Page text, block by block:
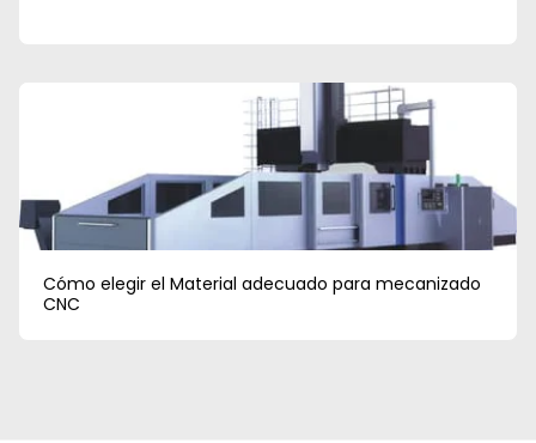
Cómo elegir el Material adecuado para mecanizado
CNC